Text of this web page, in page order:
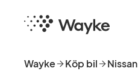
huvudinnehåll
Startsida
Wayke Köp bil Nissan